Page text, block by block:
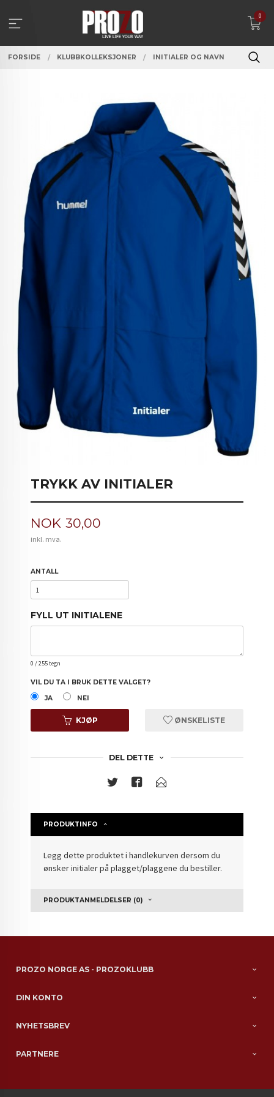
innholdet
0
FORSIDE KLUBBKOLLEKSJONER INITIALER OG NAVN
TRYKK AV INITIALER
Pris
NOK 30,00
inkl. mva.
ANTALL
FYLL UT INITIALENE
0 / 255 tegn
VIL DU TA I BRUK DETTE VALGET?
JA
NEI
KJØP ØNSKELISTE
DEL DETTE
PRODUKTINFO
Legg dette produktet i handlekurven dersom du
ønsker initialer på plagget/plaggene du bestiller.
PRODUKTANMELDELSER (0)
PROZO NORGE AS - PROZOKLUBB
DIN KONTO
NYHETSBREV
PARTNERE